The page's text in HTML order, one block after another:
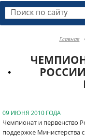
Поиск по сайту
Главная
09 ИЮНЯ 2010 ГОДА
Чемпионат и первенство
поддержке Министерства